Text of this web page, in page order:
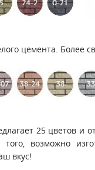
цемента. Более
25 цветов и
возможно
вкус!